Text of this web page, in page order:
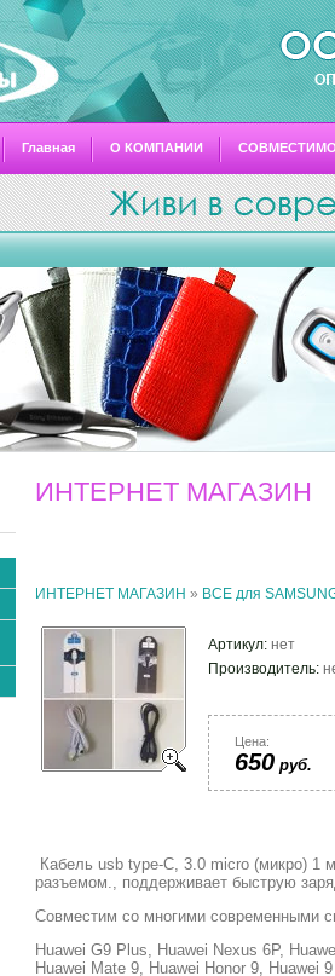
Главная О КОМПАНИИ
ИНТЕРНЕТ МАГАЗИН
ИНТЕРНЕТ МАГАЗИН » ВСЕ для
Артикул: нет
Производитель:
Цена:
650 руб.
Кабель usb type-C, 3.0 micro (микро) 1
разъемом., поддерживает быструю
Совместим со многими современными
Huawei G9 Plus, Huawei Nexus 6P,
Huawei Mate 9, Huawei Honor 9,